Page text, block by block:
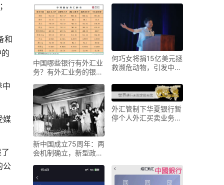
和
中
媒
公
中国哪些银行有外汇业
务？有外汇业务的银行
何巧女将捐15亿美元拯
救濒危动物，引发中外
新中国成立75周年：两
会机制确立，新型政治
外汇管制下华夏银行暂
停个人外汇买卖业务，